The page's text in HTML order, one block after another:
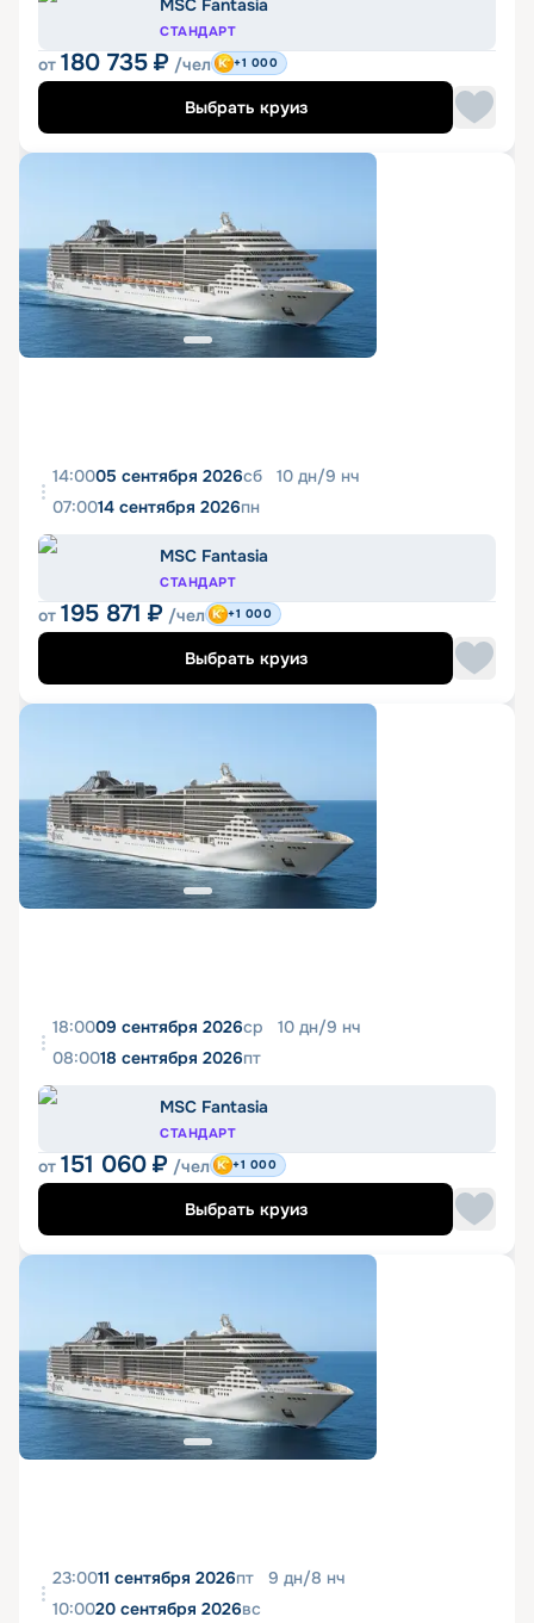
MSC Fantasia
СТАНДАРТ
от 180 735 ₽ /чел +1 000
Выбрать круиз
14:0005 сентября 2026сб 10 дн/9 нч
07:0014 сентября 2026пн
MSC Fantasia
СТАНДАРТ
от 195 871 ₽ /чел +1 000
Выбрать круиз
18:0009 сентября 2026ср 10 дн/9 нч
08:0018 сентября 2026пт
MSC Fantasia
СТАНДАРТ
от 151 060 ₽ /чел +1 000
Выбрать круиз
23:0011 сентября 2026пт 9 дн/8 нч
10:0020 сентября 2026вс